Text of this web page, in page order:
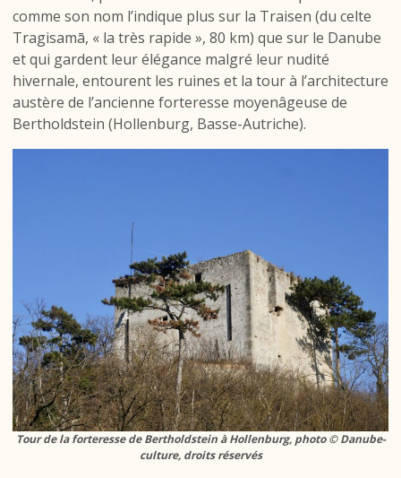
comme son nom l’indique plus sur la Traisen (du celte
Tragisamā, « la très rapide », 80 km) que sur le Danube
et qui gardent leur élégance malgré leur nudité
hivernale, entourent les ruines et la tour à l’architecture
austère de l’ancienne forteresse moyenâgeuse de
Bertholdstein (Hollenburg, Basse-Autriche).
Tour de la forteresse de Bertholdstein à Hollenburg, photo © Danube-
culture, droits réservés